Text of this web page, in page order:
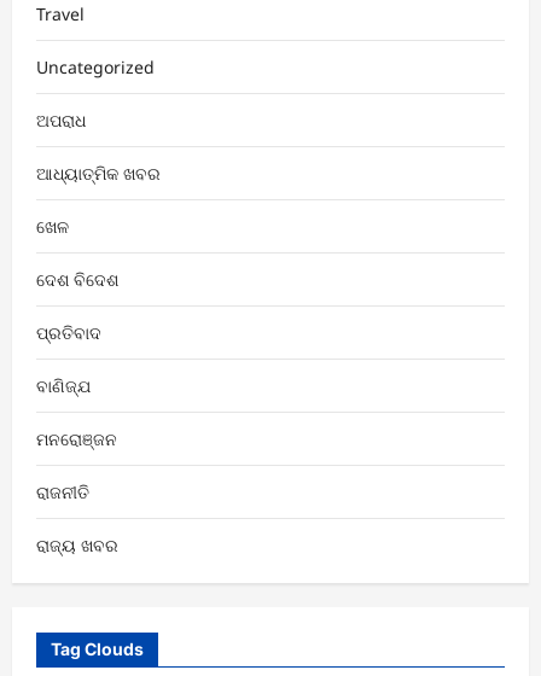
Travel
Uncategorized
ଅପରାଧ
ଆଧ୍ୟାତ୍ମିକ ଖବର
ଖେଳ
ଦେଶ ବିଦେଶ
ପ୍ରତିବାଦ
ବାଣିଜ୍ଯ
ମନରୋଞ୍ଜନ
ରାଜନୀତି
ରାଜ୍ୟ ଖବର
Tag Clouds